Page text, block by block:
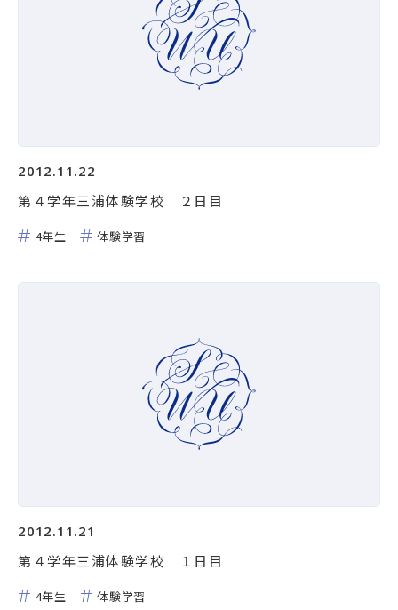
2012.11.22
第４学年三浦体験学校 ２日目
4年生 体験学習
2012.11.21
第４学年三浦体験学校 １日目
4年生 体験学習